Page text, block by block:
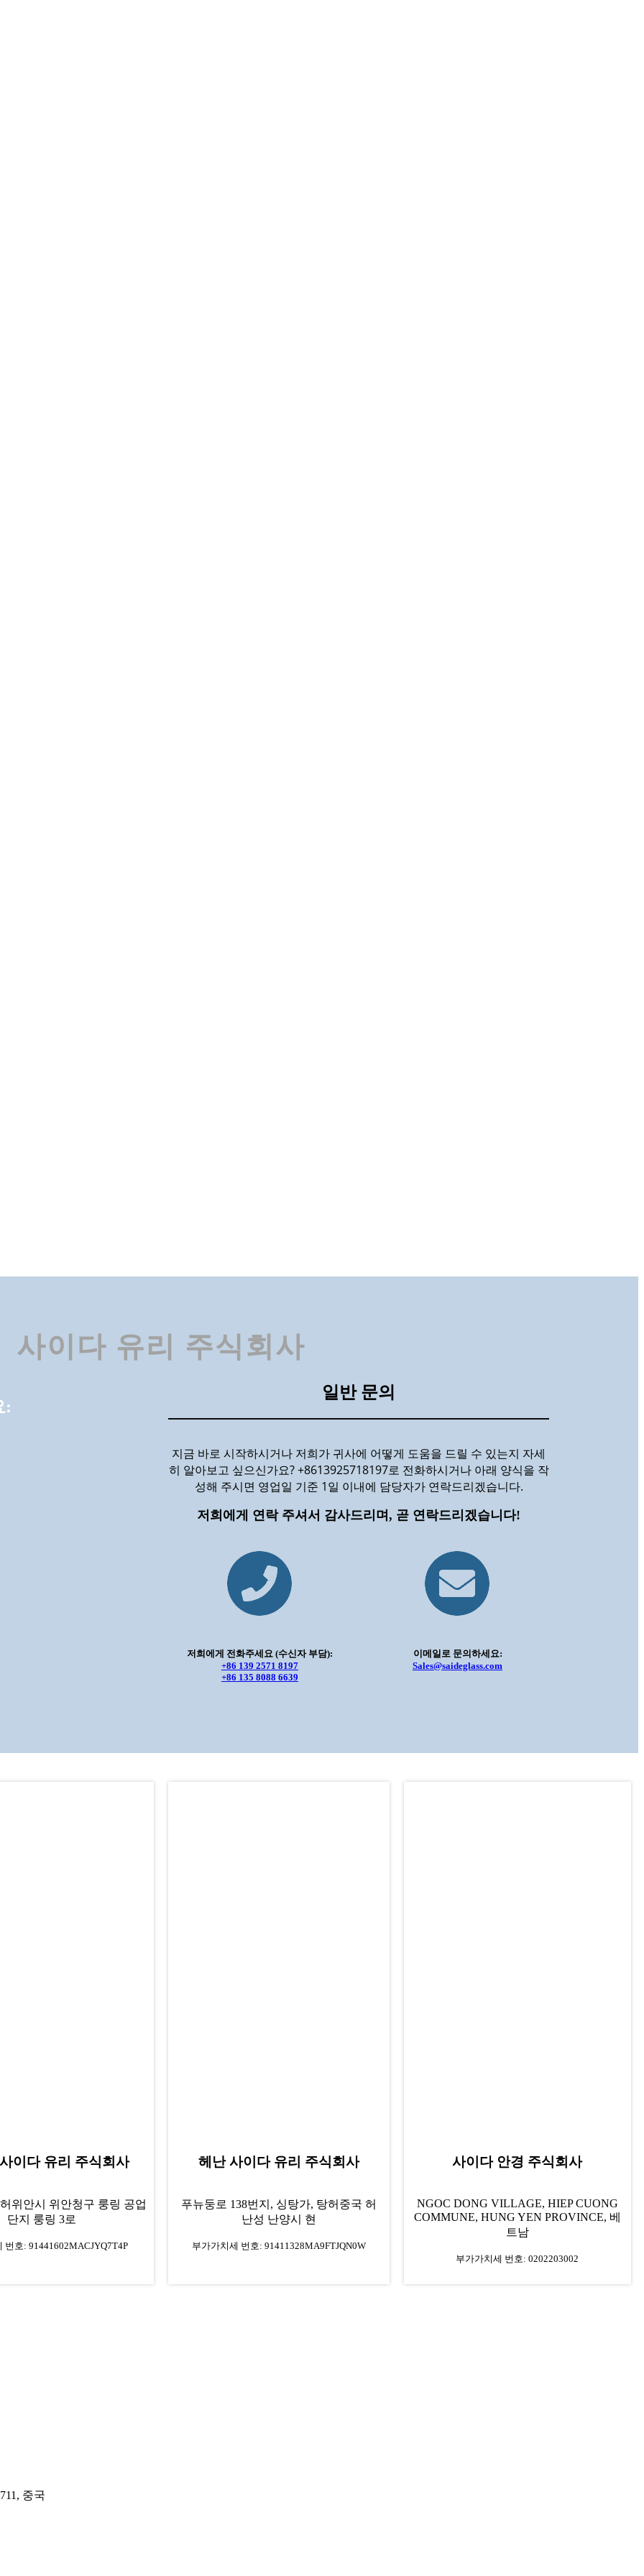
사이다 유리 주식회사
:
일반 문의
지금 바로 시작하시거나 저희가 귀사에 어떻게 도움을 드릴 수 있는지 자세
히 알아보고 싶으신가요? +8613925718197로 전화하시거나 아래 양식을 작
성해 주시면 영업일 기준 1일 이내에 담당자가 연락드리겠습니다.
저희에게 연락 주셔서 감사드리며, 곧 연락드리겠습니다!
저희에게 전화주세요 (수신자 부담):
+86 139 2571 8197
+86 135 8088 6639
이메일로 문의하세요:
Sales@saideglass.com
이다 유리 주식회사
위안시 위안청구 룽링 공업
단지 룽링 3로
번호: 91441602MACJYQ7T4P
헤난 사이다 유리 주식회사
푸뉴둥로 138번지, 싱탕가, 탕허 중국 허
난성 난양시 현
부가가치세 번호: 91411328MA9FTJQN0W
사이다 안경 주식회사
NGOC DONG VILLAGE, HIEP CUONG
COMMUNE, HUNG YEN PROVINCE, 베
트남
부가가치세 번호: 0202203002
중국